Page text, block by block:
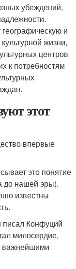
убеждений,
и
жизни,
центров
к потребностям
этот
впервые
это понятие
до нашей эры).
известны
писал Конфуций
милосердие,
важнейшими